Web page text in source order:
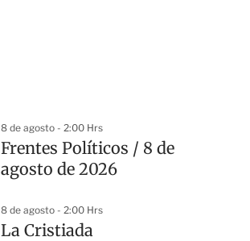
8 de agosto - 2:00 Hrs
Frentes Políticos / 8 de
agosto de 2026
8 de agosto - 2:00 Hrs
La Cristiada